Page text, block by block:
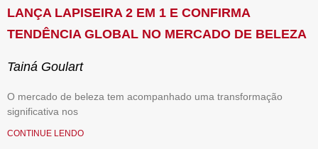
LANÇA LAPISEIRA 2 EM 1 E CONFIRMA
TENDÊNCIA GLOBAL NO MERCADO DE BELEZA
Tainá Goulart
O mercado de beleza tem acompanhado uma transformação
significativa nos
CONTINUE LENDO